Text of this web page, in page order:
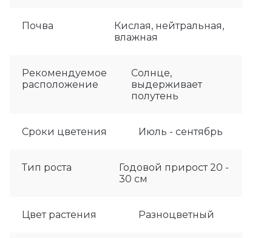
Почва
Кислая, нейтральная,
влажная
Рекомендуемое
расположение
Солнце,
выдерживает
полутень
Сроки цветения Июль - сентябрь
Тип роста
Годовой прирост 20 -
30 см
Цвет растения Разноцветный